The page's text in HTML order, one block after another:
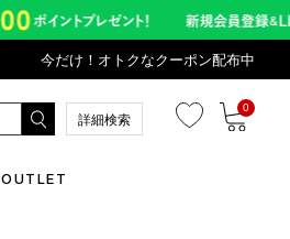
今だけ！オトクなクーポン配布中
詳細検索
0
OUTLET